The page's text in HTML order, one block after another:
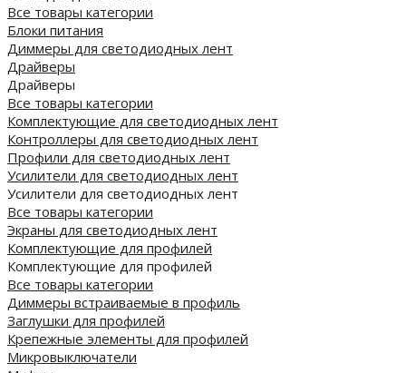
Все товары категории
Блоки питания
Диммеры для светодиодных лент
Драйверы
Драйверы
Все товары категории
Комплектующие для светодиодных лент
Контроллеры для светодиодных лент
Профили для светодиодных лент
Усилители для светодиодных лент
Усилители для светодиодных лент
Все товары категории
Экраны для светодиодных лент
Комплектующие для профилей
Комплектующие для профилей
Все товары категории
Диммеры встраиваемые в профиль
Заглушки для профилей
Крепежные элементы для профилей
Микровыключатели